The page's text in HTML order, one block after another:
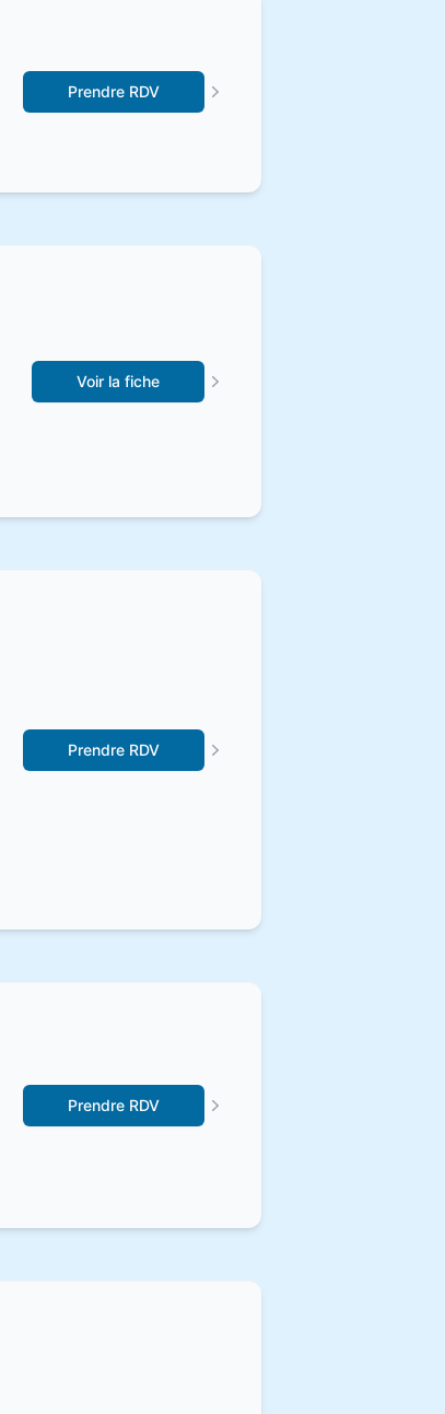
Prendre RDV
Voir la fiche
Prendre RDV
Prendre RDV